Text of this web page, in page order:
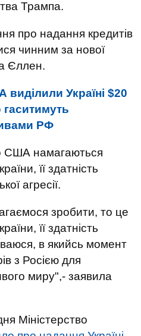
Трампа.
про надання кредитів
чинним за нової
Єллен.
Україні $20
РФ
США намагаються
її здатність
агресії.
зробити, то це
її здатність
в якийсь момент
з Росією для
миру",- заявила
Міністерство